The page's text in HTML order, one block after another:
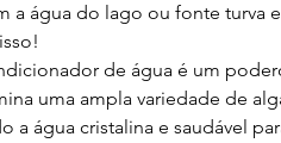
a água do lago ou fonte turva
de água é um
uma ampla variedade de
a água cristalina e saudável